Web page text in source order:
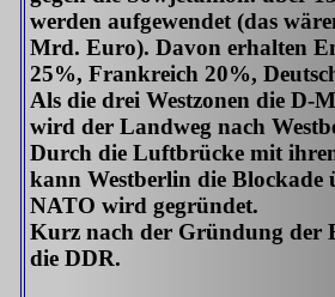
werden aufgewendet (das
Mrd. Euro). Davon erhalten
25%, Frankreich 20%,
Als die drei Westzonen die D-
wird der Landweg nach
Durch die Luftbrücke mit
kann Westberlin die Blockade
NATO wird gegründet.
Kurz nach der Gründung der
die DDR.